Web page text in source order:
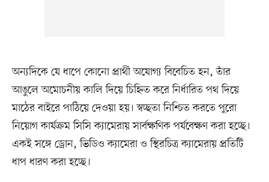
অন্যদিকে যে ধাপে কোনো প্রার্থী অযোগ্য বিবেচিত হন, তাঁর
আঙুলে অমোচনীয় কালি দিয়ে চিহ্নিত করে নির্ধারিত পথ দিয়ে
মাঠের বাইরে পাঠিয়ে দেওয়া হয়। স্বচ্ছতা নিশ্চিত করতে পুরো
নিয়োগ কার্যক্রম সিসি ক্যামেরায় সার্বক্ষণিক পর্যবেক্ষণ করা হচ্ছে।
একই সঙ্গে ড্রোন, ভিডিও ক্যামেরা ও স্থিরচিত্র ক্যামেরায় প্রতিটি
ধাপ ধারণ করা হচ্ছে।